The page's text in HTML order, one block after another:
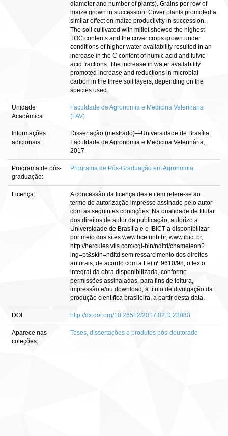
diameter and number of plants). Grains per row of
maize grown in succession. Cover plants promoted a
similar effect on maize productivity in succession.
The soil cultivated with millet showed the highest
TOC contents and the cover crops grown under
conditions of higher water availability resulted in an
increase in the C content of humic acid and fulvic
acid fractions. The increase in water availability
promoted increase and reductions in microbial
carbon in the three soil layers, depending on the
species used.
Unidade
Acadêmica:
Faculdade de Agronomia e Medicina Veterinária
(FAV)
Informações
adicionais:
Dissertação (mestrado)—Universidade de Brasília,
Faculdade de Agronomia e Medicina Veterinária,
2017.
Programa de pós-
graduação:
Programa de Pós-Graduação em Agronomia
Licença:
A concessão da licença deste item refere-se ao
termo de autorização impresso assinado pelo autor
com as seguintes condições: Na qualidade de titular
dos direitos de autor da publicação, autorizo a
Universidade de Brasília e o IBICT a disponibilizar
por meio dos sites www.bce.unb.br, www.ibict.br,
http://hercules.vtls.com/cgi-bin/ndltd/chameleon?
lng=pt&skin=ndltd sem ressarcimento dos direitos
autorais, de acordo com a Lei nº 9610/98, o texto
integral da obra disponibilizada, conforme
permissões assinaladas, para fins de leitura,
impressão e/ou download, a título de divulgação da
produção científica brasileira, a partir desta data.
DOI: http://dx.doi.org/10.26512/2017.02.D.23083
Aparece nas
coleções:
Teses, dissertações e produtos pós-doutorado